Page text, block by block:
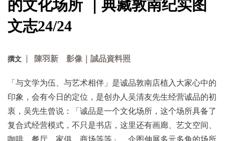
的文化场所 ｜典藏敦南纪实图
文志24/24
撰文 陳羽新 影像｜誠品資料照
「与文学为伍、与艺术相伴」是诚品敦南店植入大家心中的
印象，会有今日的定位，是创办人吴清友先生经营诚品的初
衷，吴先生曾说：「诚品是一个文化场所，这个场所具备了
复合式经营模式，不只是书店，这里还有画廊、艺文空间、
咖啡、餐厅、家俱、商场等等」，企图伸展多元多角的场所